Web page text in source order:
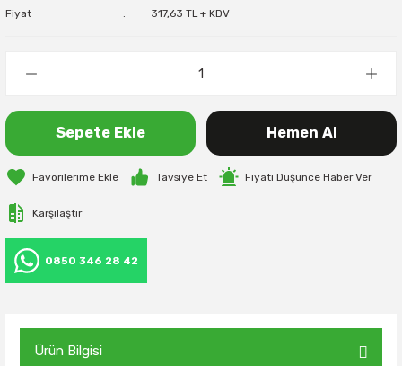
Fiyat
317,63 TL + KDV
Sepete Ekle Hemen Al
Tavsiye Et Fiyatı Düşünce Haber Ver
Karşılaştır
0850 346 28 42
Ürün Bilgisi